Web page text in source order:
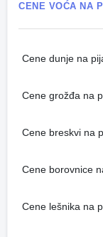
CENE VOĆA NA
Cene dunje na
Cene grožđa na
Cene breskvi na
Cene borovnice
Cene lešnika na